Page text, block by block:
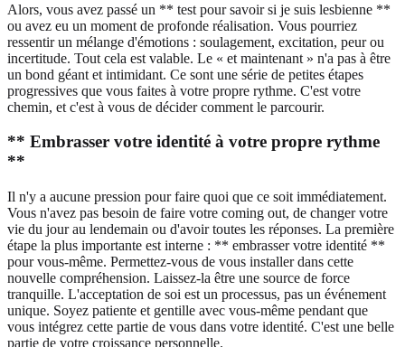
Alors, vous avez passé un ** test pour savoir si je suis lesbienne **
ou avez eu un moment de profonde réalisation. Vous pourriez
ressentir un mélange d'émotions : soulagement, excitation, peur ou
incertitude. Tout cela est valable. Le « et maintenant » n'a pas à être
un bond géant et intimidant. Ce sont une série de petites étapes
progressives que vous faites à votre propre rythme. C'est votre
chemin, et c'est à vous de décider comment le parcourir.
** Embrasser votre identité à votre propre rythme
**
Il n'y a aucune pression pour faire quoi que ce soit immédiatement.
Vous n'avez pas besoin de faire votre coming out, de changer votre
vie du jour au lendemain ou d'avoir toutes les réponses. La première
étape la plus importante est interne : ** embrasser votre identité **
pour vous-même. Permettez-vous de vous installer dans cette
nouvelle compréhension. Laissez-la être une source de force
tranquille. L'acceptation de soi est un processus, pas un événement
unique. Soyez patiente et gentille avec vous-même pendant que
vous intégrez cette partie de vous dans votre identité. C'est une belle
partie de votre croissance personnelle.